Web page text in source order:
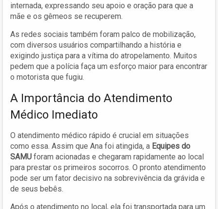
internada, expressando seu apoio e oração para que a
mãe e os gêmeos se recuperem.
As redes sociais também foram palco de mobilização,
com diversos usuários compartilhando a história e
exigindo justiça para a vítima do atropelamento. Muitos
pedem que a polícia faça um esforço maior para encontrar
o motorista que fugiu.
A Importância do Atendimento
Médico Imediato
O atendimento médico rápido é crucial em situações
como essa. Assim que Ana foi atingida, a Equipes do
SAMU foram acionadas e chegaram rapidamente ao local
para prestar os primeiros socorros. O pronto atendimento
pode ser um fator decisivo na sobrevivência da grávida e
de seus bebês.
Após o atendimento no local, ela foi transportada para um